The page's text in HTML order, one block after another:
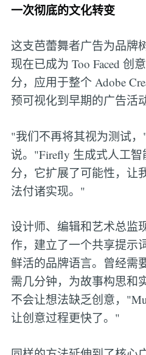
一次彻底的文化转变
这支芭蕾舞者广告为品牌
现在已成为 Too Faced 创
分，应用于整个 Adobe
预可视化到早期的广告活
"我们不再将其视为测试，
说。"Firefly 生成式人工
分，它扩展了可能性，让
法付诸实现。"
设计师、编辑和艺术总监
作，建立了一个共享提示
鲜活的品牌语言。曾经需
需几分钟，为故事构思和
不会让想法缺乏创意，
让创意过程更快了。"